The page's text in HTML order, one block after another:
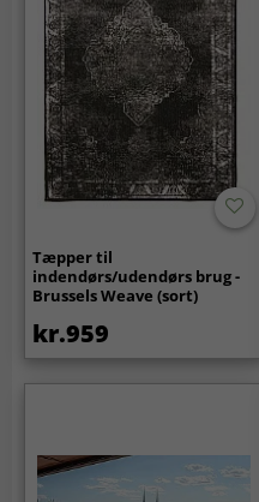
Tæpper til
indendørs/udendørs brug -
Brussels Weave (sort)
kr.959